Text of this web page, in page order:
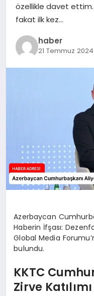
OTOMOBIL
özellikle davet ettim.
fakat ilk kez…
haber
21 Temmuz 2024
Azerbaycan
Haberin İfşası:
Global Media
bulundu.
KKTC
Zirve Katılımı